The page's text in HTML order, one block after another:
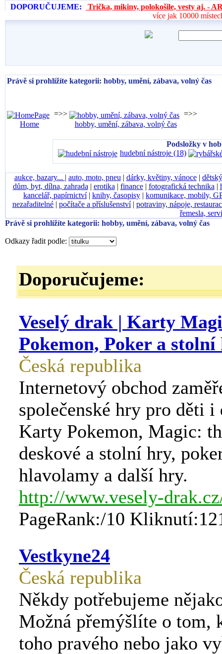
DOPORUČUJEME:
Trička, mikiny, polokošile, vesty aj. -
více jak 10000
Právě si prohlížíte kategorii: hobby, umění, zábava, volný čas
Home
=>>
hobby, umění, zábava, volný čas
=>>
Podsložky v
hudební nástroje (18)
aukce, bazary... | auto, moto, pneu | dárky, květiny, vánoce|
dům, byt, dílna, zahrada | erotika | finance| fotografická technika |
kancelář, papírnictví| knihy, časopisy | komunikace, mobily,
nezařaditelné | počítače a příslušenství| potraviny, nápoje,
řemesla,
Právě si prohlížíte kategorii: hobby, umění, zábava, volný čas
Odkazy řadit podle:
Doporučujeme:
Veselý drak | Karty
Pokemon, Poker a
Česká republika
Internetový obchod
společenské hry pro děti i
Karty Pokemon, Magic:
deskové a stolní hry,
hlavolamy a další hry.
http://www.vesely-
PageRank:/10
Vestkyne24
Česká republika
Někdy potřebujeme
Možná přemýšlíte o tom,
toho pravého nebo jako